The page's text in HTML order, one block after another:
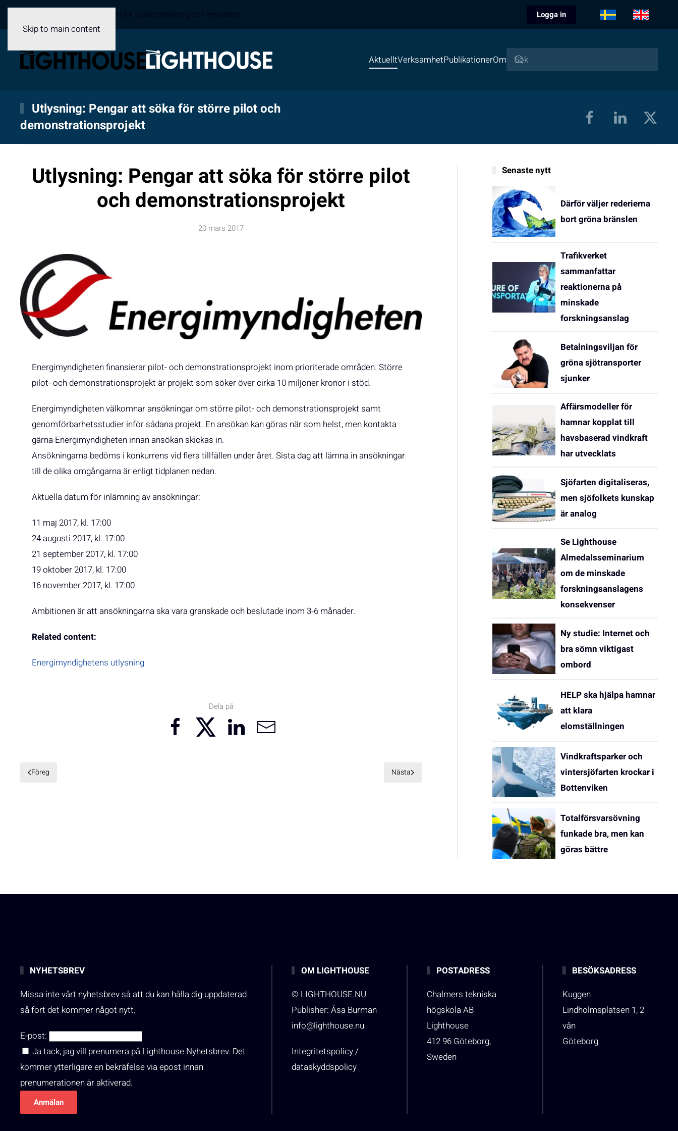
Skip to main content
Logga in
AktuelltVerksamhetPublikationerOm
Utlysning: Pengar att söka för större pilot och
demonstrationsprojekt
Utlysning: Pengar att söka för större pilot
och demonstrationsprojekt
20 mars 2017
Energimyndigheten finansierar pilot- och demonstrationsprojekt inom prioriterade områden. Större
pilot- och demonstrationsprojekt är projekt som söker över cirka 10 miljoner kronor i stöd.
Energimyndigheten välkomnar ansökningar om större pilot- och demonstrationsprojekt samt
genomförbarhetsstudier inför sådana projekt. En ansökan kan göras när som helst, men kontakta
gärna Energimyndigheten innan ansökan skickas in.
Ansökningarna bedöms i konkurrens vid flera tillfällen under året. Sista dag att lämna in ansökningar
till de olika omgångarna är enligt tidplanen nedan.
Aktuella datum för inlämning av ansökningar:
11 maj 2017, kl. 17:00
24 augusti 2017, kl. 17:00
21 september 2017, kl. 17:00
19 oktober 2017, kl. 17:00
16 november 2017, kl. 17:00
Ambitionen är att ansökningarna ska vara granskade och beslutade inom 3-6 månader.
Related content:
Energimyndighetens utlysning
Dela på
Föreg Nästa
Senaste nytt
Därför väljer rederierna
bort gröna bränslen
Trafikverket
sammanfattar
reaktionerna på
minskade
forskningsanslag
Betalningsviljan för
gröna sjötransporter
sjunker
Affärsmodeller för
hamnar kopplat till
havsbaserad vindkraft
har utvecklats
Sjöfarten digitaliseras,
men sjöfolkets kunskap
är analog
Se Lighthouse
Almedalsseminarium
om de minskade
forskningsanslagens
konsekvenser
Ny studie: Internet och
bra sömn viktigast
ombord
HELP ska hjälpa hamnar
att klara
elomställningen
Vindkraftsparker och
vintersjöfarten krockar i
Bottenviken
Totalförsvarsövning
funkade bra, men kan
göras bättre
NYHETSBREV
Missa inte vårt nyhetsbrev så att du kan hålla dig uppdaterad
så fort det kommer något nytt.
E-post:
Ja tack, jag vill prenumera på Lighthouse Nyhetsbrev. Det
kommer ytterligare en bekräfelse via epost innan
prenumerationen är aktiverad.
OM LIGHTHOUSE
© LIGHTHOUSE.NU
Publisher: Åsa Burman
info@lighthouse.nu
Integritetspolicy /
dataskyddspolicy
POSTADRESS
Chalmers tekniska
högskola AB
Lighthouse
412 96 Göteborg,
Sweden
BESÖKSADRESS
Kuggen
Lindholmsplatsen 1, 2
vån
Göteborg